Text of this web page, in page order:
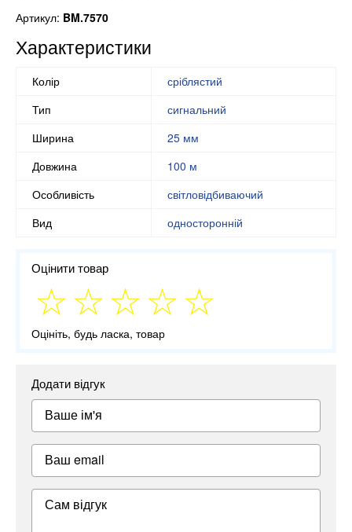
Артикул: BM.7570
Характеристики
Колір
сріблястий
Тип
сигнальний
Ширина
25 мм
Довжина
100 м
Особливість
світловідбиваючий
Вид
односторонній
Оцінити товар
Оцініть, будь ласка, товар
Додати відгук
Ваше ім'я
Ваш email
Сам відгук